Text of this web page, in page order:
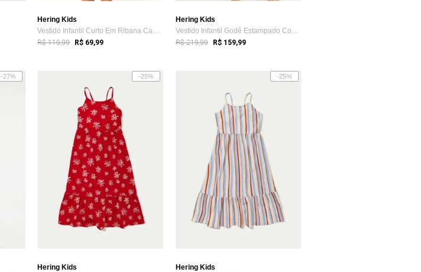
Hering Kids
Vestido Infantil Curto Em Ribana Canelad...
R$ 119,99 R$ 69,99
Hering Kids
Vestido Infantil Godê Estampado Com Linho Hering
R$ 219,99 R$ 159,99
-27% -25%
Hering Kids
-25%
Hering Kids